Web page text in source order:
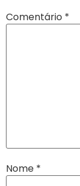
Comentário *
Nome *